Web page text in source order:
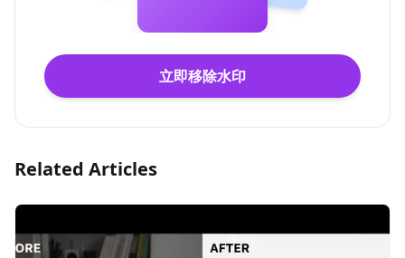
立即移除水印
Related Articles